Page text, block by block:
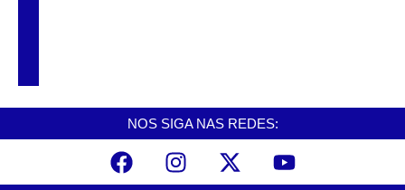
NOS SIGA NAS REDES: